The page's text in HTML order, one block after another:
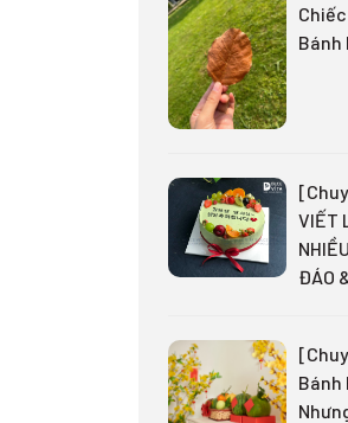
Bánh
VIẾT
ĐÁO
Bánh